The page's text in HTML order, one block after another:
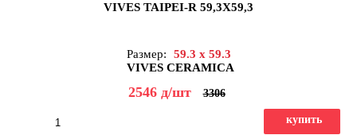
VIVES TAIPEI-R 59,3X59,3
Размер:
59.3 x 59.3
VIVES CERAMICA
2546 д/шт 3306
купить